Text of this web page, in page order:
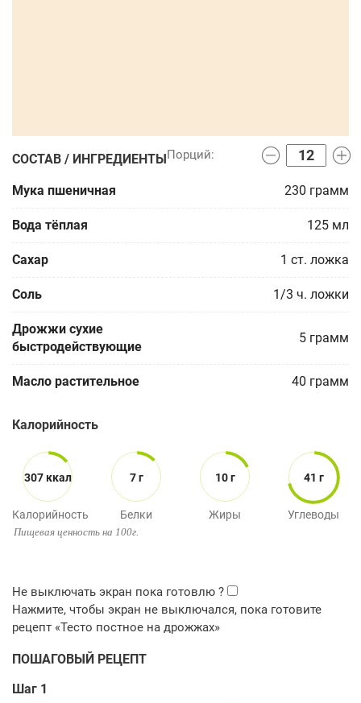
СОСТАВ / ИНГРЕДИЕНТЫ
Мука пшеничная 230 грамм
Вода тёплая 125 мл
Сахар 1 ст. ложка
Соль 1/3 ч. ложки
Дрожжи сухие
быстродействующие
5 грамм
Масло растительное 40 грамм
Калорийность
307 ккал
Калорийность
7 г
Белки
10 г
Жиры
41 г
Углеводы
Пищевая ценность на 100г.
ПОШАГОВЫЙ РЕЦЕПТ
Шаг 1